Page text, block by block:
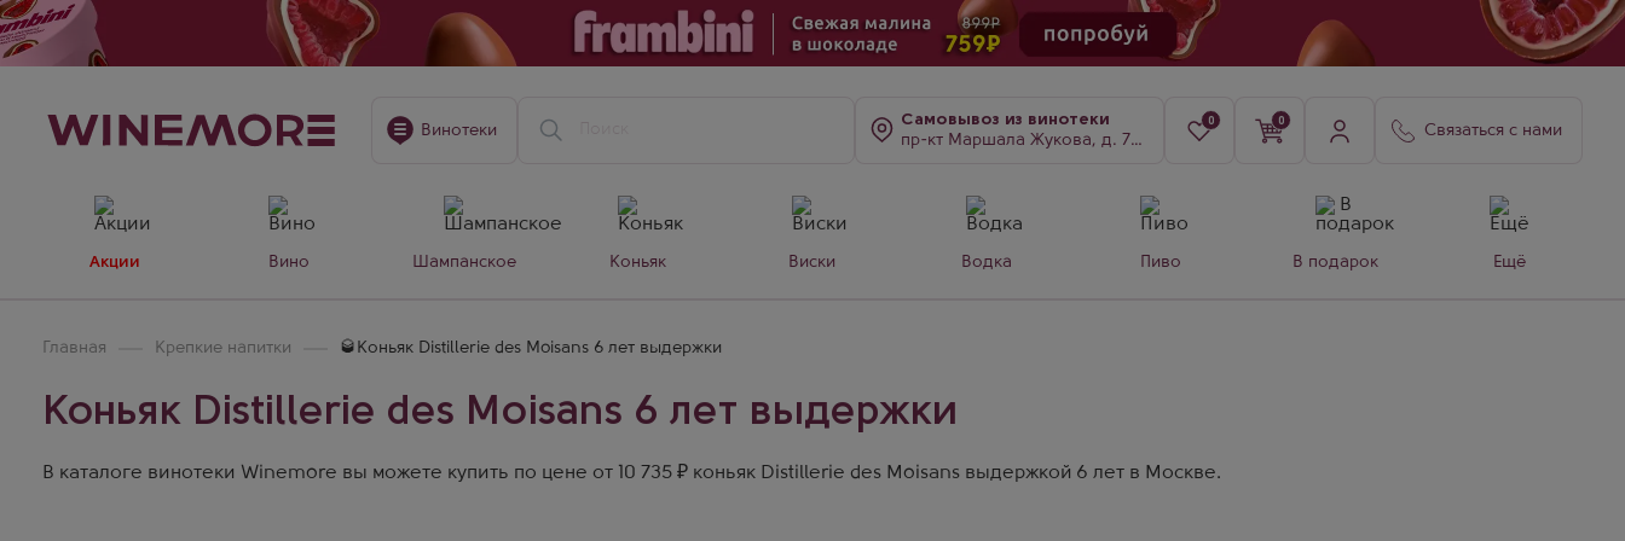
Винотеки
Самовывоз из винотеки
пр-кт Маршала Жукова, д. 78, к. 3
0 0
Связаться с нами
Акции Вино Шампанское Коньяк Виски Водка Пиво В подарок Ещё
Главная Крепкие напитки 🥃Коньяк Distillerie des Moisans 6 лет выдержки
Коньяк Distillerie des Moisans 6 лет выдержки
В каталоге винотеки Winemore вы можете купить по цене от 10 735 ₽ коньяк Distillerie des Moisans выдержкой 6 лет в Москве.